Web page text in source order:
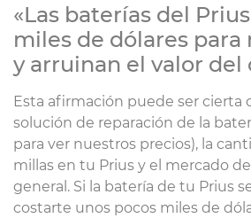
«Las baterías del
miles de dólares para
y arruinan el valor del
Esta afirmación puede ser cierta
solución de reparación de la
para ver nuestros precios), la
millas en tu Prius y el mercado
general. Si la batería de tu Prius
costarte unos pocos miles de